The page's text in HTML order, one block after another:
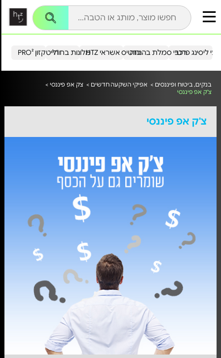
הייטקזון PRO²מלונות בחו"ל כרטיס אשראי HTZ ליסינג פרטירכבי סמלת בהנחה
בנקים, ביטוח ופיננסים > אפיקי השקעה חדשים > צק אפ פיננסי >
צ'ק אפ פיננסי
צ'ק אפ פיננסי